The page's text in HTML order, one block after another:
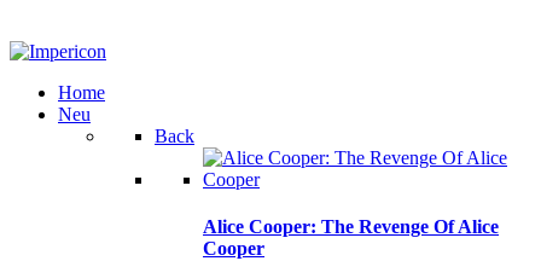
Home
Neu
Back
Alice Cooper: The Revenge Of Alice
Cooper